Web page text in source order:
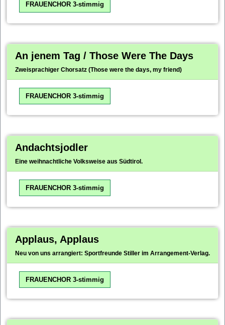
FRAUENCHOR 3-stimmig
An jenem Tag / Those Were The Days
Zweisprachiger Chorsatz (Those were the days, my friend)
FRAUENCHOR 3-stimmig
Andachtsjodler
Eine weihnachtliche Volksweise aus Südtirol.
FRAUENCHOR 3-stimmig
Applaus, Applaus
Neu von uns arrangiert: Sportfreunde Stiller im Arrangement-Verlag.
FRAUENCHOR 3-stimmig